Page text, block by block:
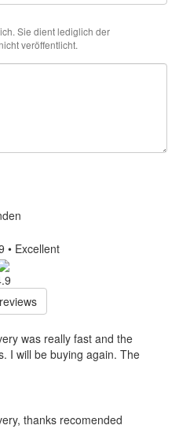
Sie dient lediglich der
veröffentlicht.
• Excellent
was really fast and the
I will be buying again. The
thanks recomended